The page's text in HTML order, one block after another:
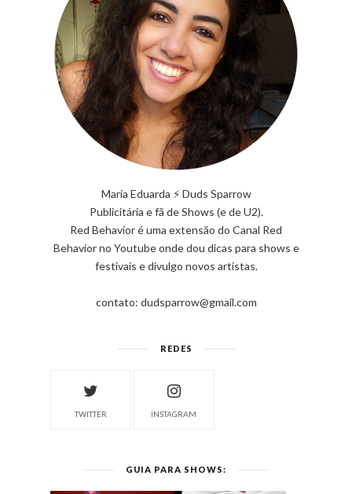
Maria Eduarda ⚡ Duds Sparrow
Publicitária e fã de Shows (e de U2).
Red Behavior é uma extensão do Canal Red
Behavior no Youtube onde dou dicas para shows e
festivais e divulgo novos artistas.
contato: dudsparrow@gmail.com
REDES
TWITTER INSTAGRAM
GUIA PARA SHOWS: